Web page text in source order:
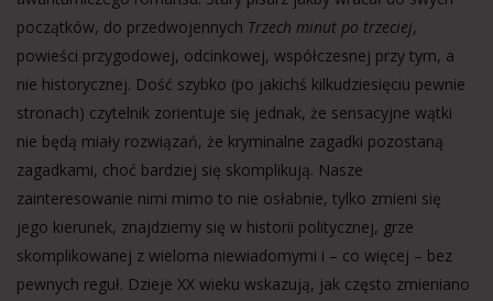
początków, do przedwojennych Trzech minut po trzeciej,
powieści przygodowej, odcinkowej, współczesnej przy tym, a
nie historycznej. Dość szybko (po jakichś kilkudziesięciu pewnie
stronach) czytelnik zorientuje się jednak, że sensacyjne wątki
nie będą miały rozwiązań, że kryminalne zagadki pozostaną
zagadkami, choć bardziej się skomplikują. Nasze
zainteresowanie nimi mimo to nie osłabnie, tylko zmieni się
jego kierunek, znajdziemy się w historii politycznej, grze
skomplikowanej z wieloma niewiadomymi i – co więcej – bez
pewnych reguł. Dzieje XX wieku wskazują, jak często zmieniano